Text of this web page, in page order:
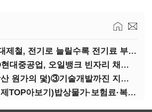
[IB토마토]현대제철, 전기로 늘릴수록 전기료 부담…저탄소 전환의 역설
[IB토마토]HD현대중공업, 오일뱅크 빈자리 채웠다…그룹 배당 핵심축 부상
[IB토마토](방산 원가의 덫)③기술개발까진 지원…수출은 각자도생
[IB토마토](경제TOP아보기)밥상물가·보험료·복구비…장마가 내미는 청구서